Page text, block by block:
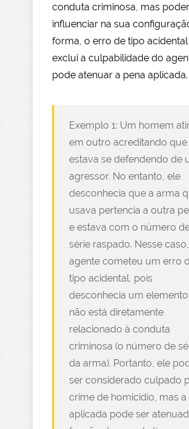
conduta criminosa, mas
influenciar na sua
forma, o erro de tipo
exclui a culpabilidade do
pode atenuar a pena aplicada.
Exemplo 1: Um homem
em outro acreditando que
estava se defendendo de
agressor. No entanto, ele
desconhecia que a arma
usava pertencia a outra
e estava com o número
série raspado. Nesse
agente cometeu um erro
tipo acidental, pois
desconhecia um
não está diretamente
relacionado à conduta
criminosa (o número de
da arma). Portanto, ele
ser considerado culpado
crime de homicídio, mas a
aplicada pode ser